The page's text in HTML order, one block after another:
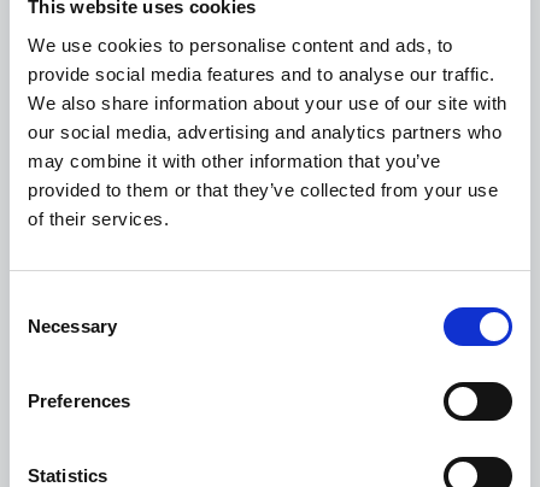
This website uses cookies
We use cookies to personalise content and ads, to
provide social media features and to analyse our traffic.
We also share information about your use of our site with
our social media, advertising and analytics partners who
may combine it with other information that you’ve
provided to them or that they’ve collected from your use
of their services.
Selection
Necessary
Preferences
Statistics
¿Estás cansado de los cuellos de botella
manuales que hacen que la gestión de los
informes de gastos sea más difícil de lo que
debería ser? Esker Anywhere™ simplifica tus
procesos. Los usuarios simplemente suben una
móvil, y los gerentes reciben inmediatamente
su aprobación.
Los empleados pueden: